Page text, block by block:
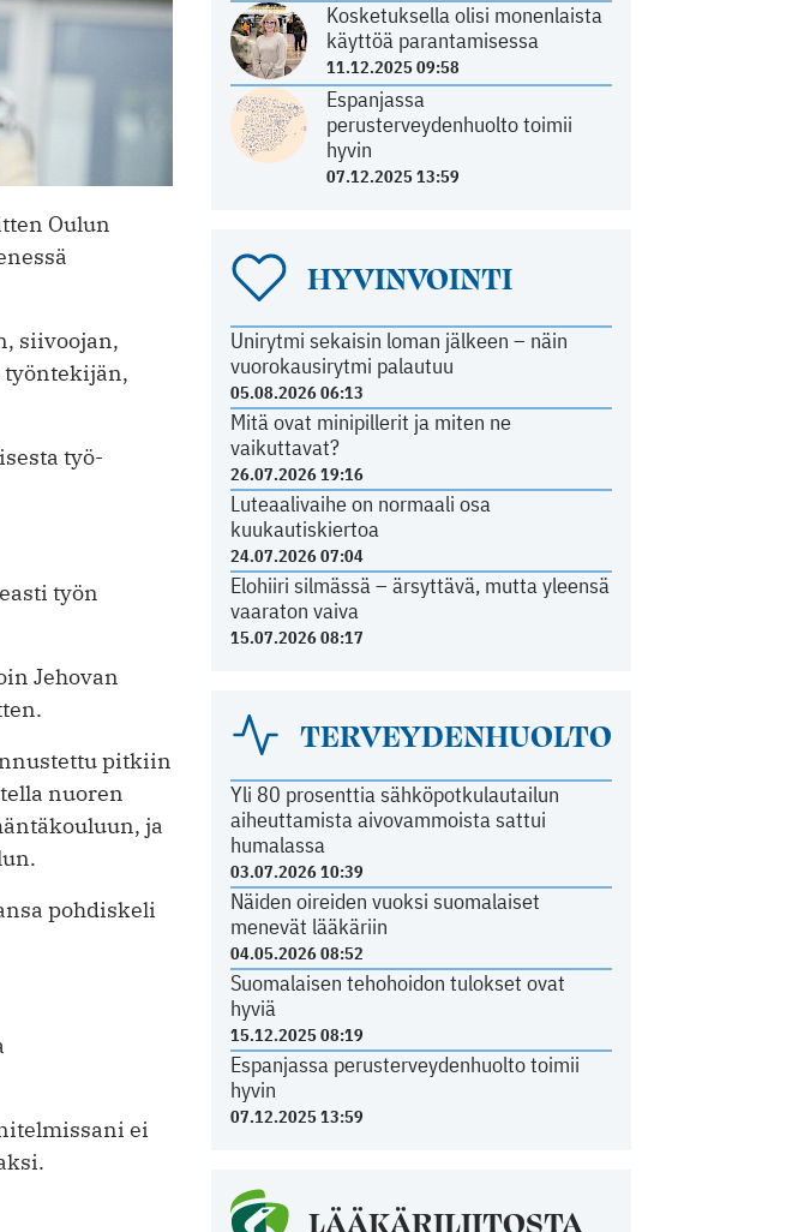
Kosketuksella olisi monenlaista
käyttöä parantamisessa
11.12.2025 09:58
Espanjassa
perusterveydenhuolto toimii
hyvin
07.12.2025 13:59
HYVINVOINTI
Unirytmi sekaisin loman jälkeen – näin
vuorokausirytmi palautuu
05.08.2026 06:13
Mitä ovat minipillerit ja miten ne
vaikuttavat?
26.07.2026 19:16
Luteaalivaihe on normaali osa
kuukautiskiertoa
24.07.2026 07:04
Elohiiri silmässä – ärsyttävä, mutta yleensä
vaaraton vaiva
15.07.2026 08:17
TERVEYDENHUOLTO
Yli 80 prosenttia sähköpotkulautailun
aiheuttamista aivovammoista sattui
humalassa
03.07.2026 10:39
Näiden oireiden vuoksi suomalaiset
menevät lääkäriin
04.05.2026 08:52
Suomalaisen tehohoidon tulokset ovat
hyviä
15.12.2025 08:19
Espanjassa perusterveydenhuolto toimii
hyvin
07.12.2025 13:59
LÄÄKÄRILIITOSTA
Oulun
siivoojan,
työ­
työn
Jehovan
pitkiin
nuoren
ja
pohdiskeli
ei